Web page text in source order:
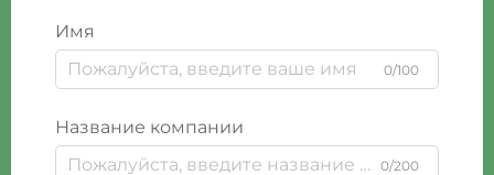
Имя
0/100
Название компании
0/200